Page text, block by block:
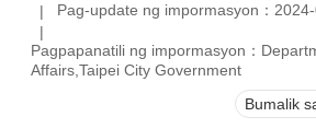
Pag-update ng impormasyon：
Pagpapanatili ng impormasyon：
Affairs,Taipei City Government
Bumalik